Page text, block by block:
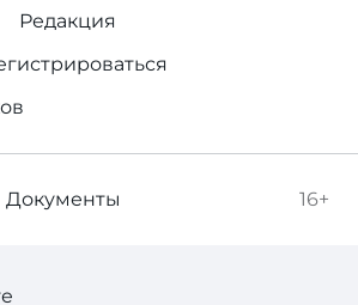
Редакция
16+
Документы